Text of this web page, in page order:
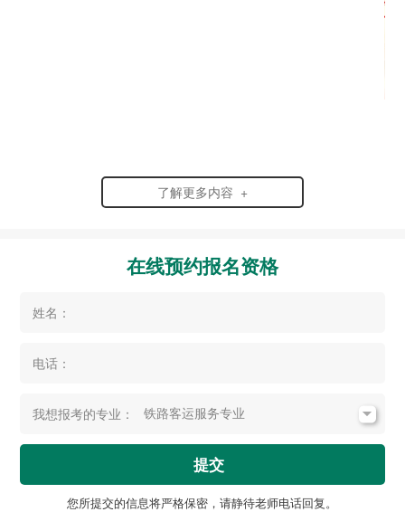
了解更多内容 +
在线预约报名资格
姓名：
电话：
我想报考的专业：
提交
您所提交的信息将严格保密，请静待老师电话回复。